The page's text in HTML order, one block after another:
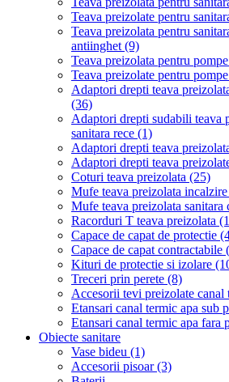
Teava preizolate pentru
Teava preizolata pentru
antiinghet (9)
Teava preizolata pentru
Teava preizolate pentru
Adaptori drepti teava
(36)
Adaptori drepti sudabili teava
sanitara rece (1)
Adaptori drepti teava
Adaptori drepti teava
Coturi teava preizolata (25)
Mufe teava preizolata incalzire
Mufe teava preizolata sanitara
Racorduri T teava preizolata
Capace de capat de protectie
Capace de capat contractabile
Kituri de protectie si izolare
Treceri prin perete (8)
Accesorii tevi preizolate canal
Etansari canal termic apa sub
Etansari canal termic apa fara
Obiecte sanitare
Vase bideu (1)
Accesorii pisoar(3)